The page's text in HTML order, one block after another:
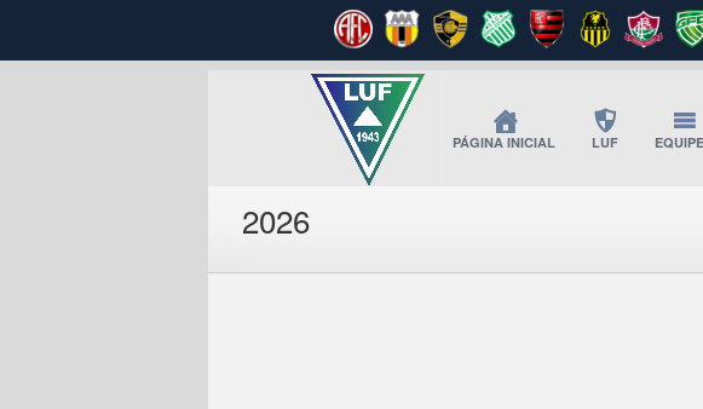
PÁGINA INICIAL LUF
2026